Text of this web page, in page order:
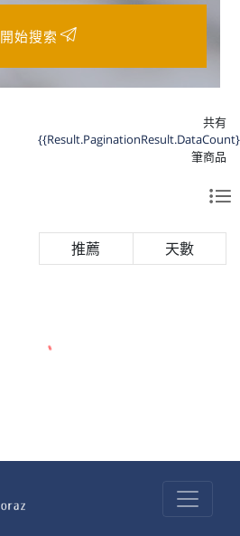
開始搜索
共有
筆商品
天數